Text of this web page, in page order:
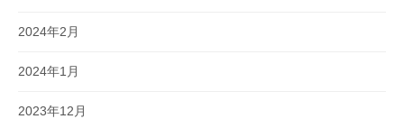
2024年2月
2024年1月
2023年12月